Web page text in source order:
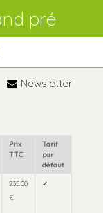
Newsletter
Prix
TTC
Tarif
par
défaut
235.00
€
✓